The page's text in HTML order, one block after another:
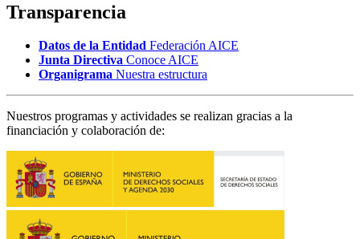
Transparencia
Datos de la Entidad Federación AICE
Junta Directiva Conoce AICE
Organigrama Nuestra estructura
Nuestros programas y actividades se realizan gracias a la
financiación y colaboración de: